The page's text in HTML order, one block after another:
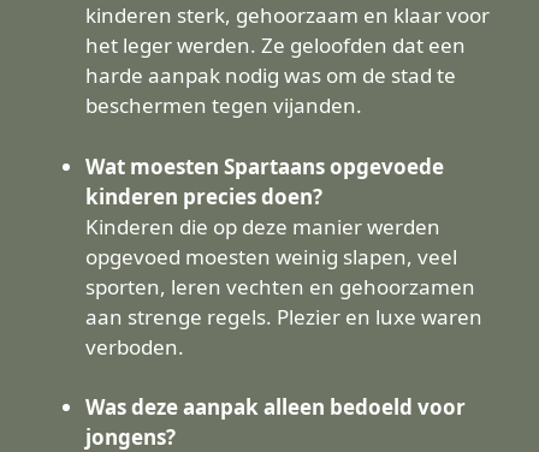
kinderen sterk, gehoorzaam en klaar voor
het leger werden. Ze geloofden dat een
harde aanpak nodig was om de stad te
beschermen tegen vijanden.
Wat moesten Spartaans opgevoede
kinderen precies doen?
Kinderen die op deze manier werden
opgevoed moesten weinig slapen, veel
sporten, leren vechten en gehoorzamen
aan strenge regels. Plezier en luxe waren
verboden.
Was deze aanpak alleen bedoeld voor
jongens?